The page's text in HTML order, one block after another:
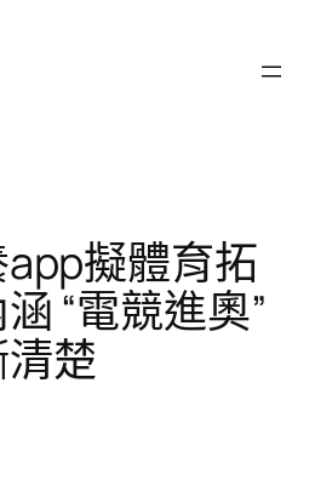
擬體育拓
“電競進奧”
楚